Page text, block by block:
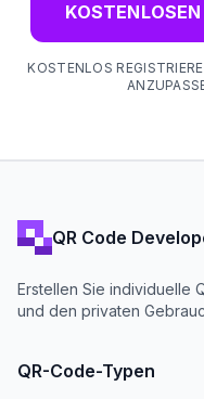
KOSTENLOS
QR Code
Erstellen Sie individuelle
und den privaten
QR-Code-Typen